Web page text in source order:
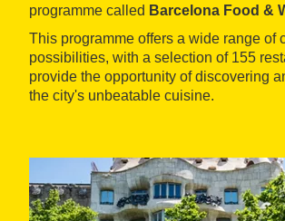
programme called Barcelona Food &
This programme offers a wide range of
possibilities, with a selection of 155
provide the opportunity of discovering
the city's unbeatable cuisine.